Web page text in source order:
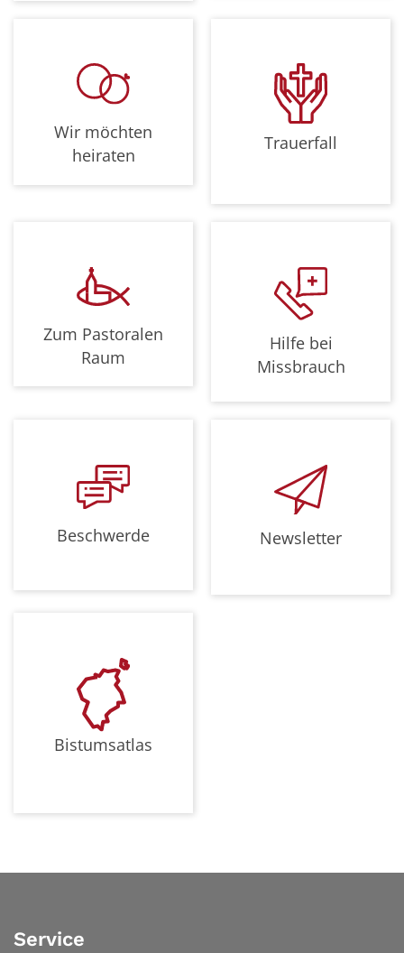
Wir möchten
heiraten
Trauerfall
Zum Pastoralen
Raum
Hilfe bei
Missbrauch
Beschwerde Newsletter
Bistumsatlas
Service